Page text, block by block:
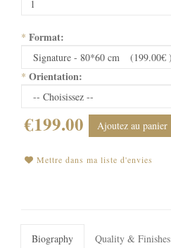
* Format:
* Orientation:
€199.00 Ajoutez au panier
Mettre dans ma liste d'envies
Biography Quality & Finishes